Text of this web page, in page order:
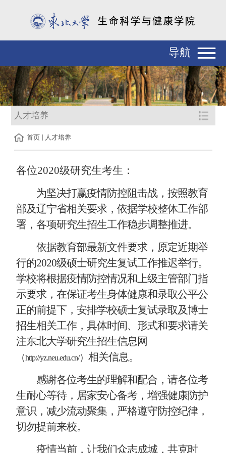
导航
人才培养
首页 人才培养
各位2020级研究生考生：
为坚决打赢疫情防控阻击战，按照教育
部及辽宁省相关要求，依据学校整体工作部
署，各项研究生招生工作稳步调整推进。
依据教育部最新文件要求，原定近期举
行的2020级硕士研究生复试工作推迟举行。
学校将根据疫情防控情况和上级主管部门指
示要求，在保证考生身体健康和录取公平公
正的前提下，安排学校硕士复试录取及博士
招生相关工作，具体时间、形式和要求请关
注东北大学研究生招生信息网
（http://yz.neu.edu.cn/） 相关信息。
感谢各位考生的理解和配合，请各位考
生耐心等待，居家安心备考，增强健康防护
意识，减少流动聚集，严格遵守防控纪律，
切勿提前来校。
疫情当前，让我们众志成城，共克时